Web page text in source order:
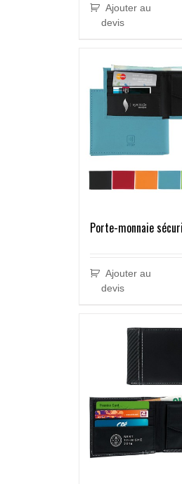
Ajouter au
devis
Porte-monnaie
Ajouter au
devis